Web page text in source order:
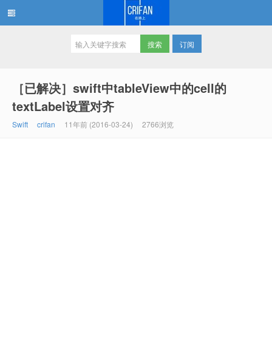
订阅
［已解决］swift中tableView中的cell的
textLabel设置对齐
Swift crifan 11年前 (2016-03-24) 2766浏览